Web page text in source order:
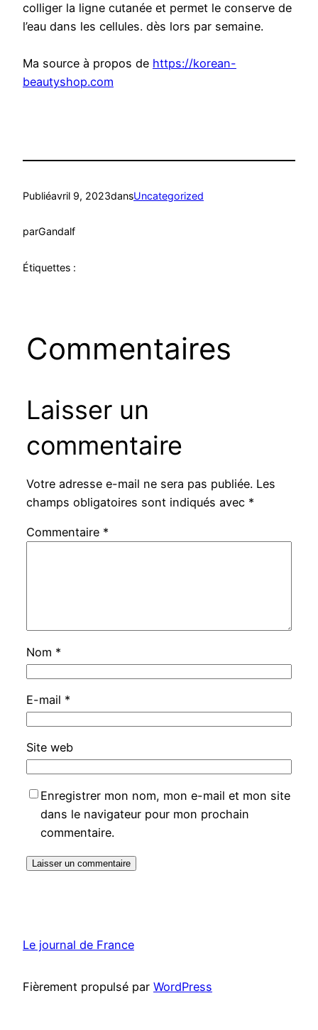
colliger la ligne cutanée et permet le conserve de
l’eau dans les cellules. dès lors par semaine.
Ma source à propos de https://korean-
beautyshop.com
Publiéavril 9, 2023dansUncategorized
parGandalf
Étiquettes :
Commentaires
Laisser un
commentaire
Votre adresse e-mail ne sera pas publiée. Les
champs obligatoires sont indiqués avec *
Commentaire *
Nom *
E-mail *
Site web
Enregistrer mon nom, mon e-mail et mon site
dans le navigateur pour mon prochain
commentaire.
Le journal de France
Fièrement propulsé par WordPress